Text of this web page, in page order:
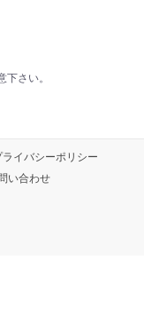
さい。
ライバシーポリシー
い合わせ